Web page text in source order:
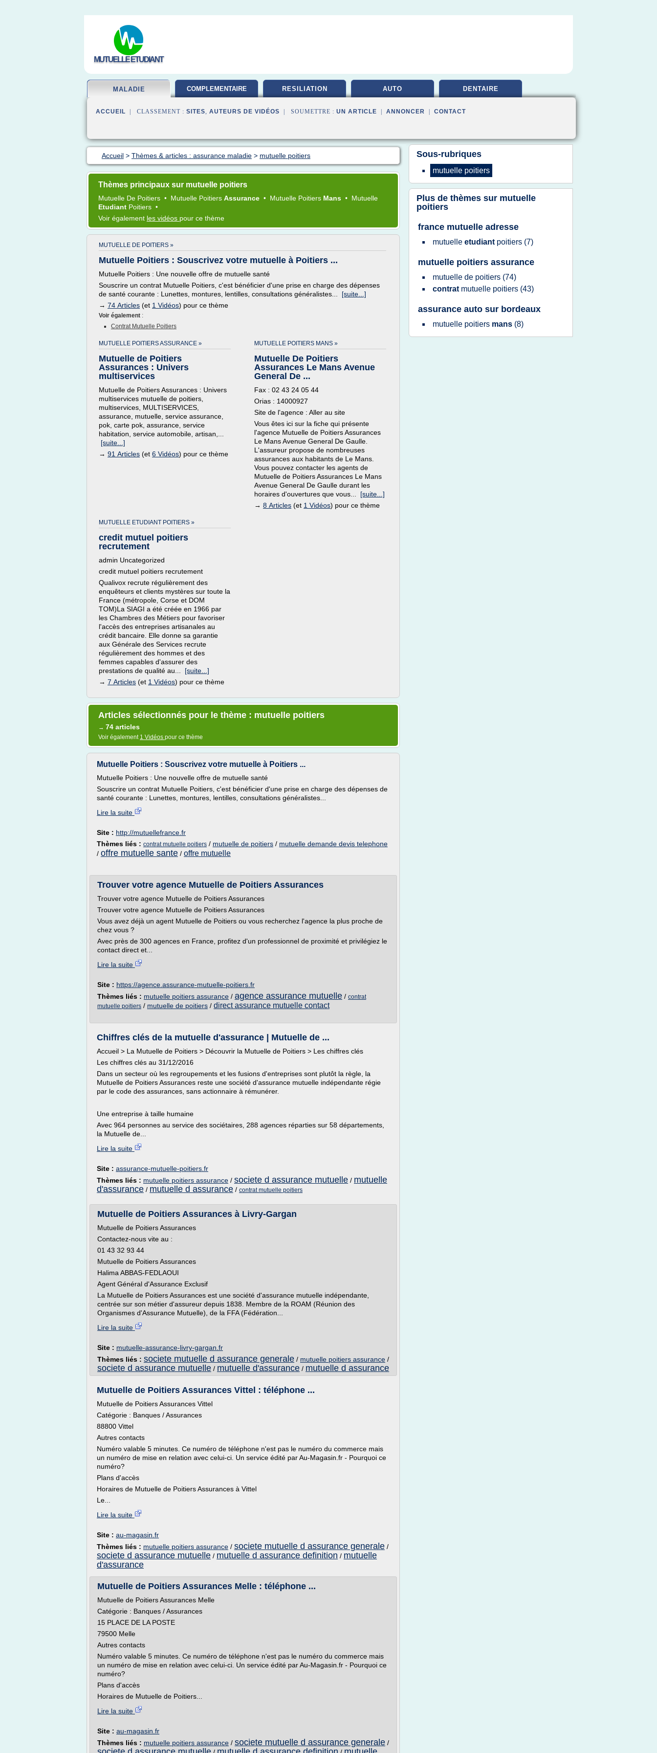
MUTUELLE ETUDIANT
MALADIE COMPLEMENTAIRE RESILIATION AUTO DENTAIRE
ACCUEIL | CLASSEMENT : SITES, AUTEURS DE VIDÉOS | SOUMETTRE : UN ARTICLE ANNONCER CONTACT
Accueil > Thèmes & articles : assurance maladie > mutuelle poitiers
Thèmes principaux sur mutuelle poitiers
Mutuelle De Poitiers • Mutuelle Poitiers Assurance • Mutuelle Poitiers Mans • Mutuelle
Etudiant Poitiers •
Voir également les vidéos pour ce thème
MUTUELLE DE POITIERS »
Mutuelle Poitiers : Souscrivez votre mutuelle à Poitiers ...
Mutuelle Poitiers : Une nouvelle offre de mutuelle santé
Souscrire un contrat Mutuelle Poitiers, c'est bénéficier d'une prise en charge des dépenses
de santé courante : Lunettes, montures, lentilles, consultations généralistes... [suite...]
→ 74 Articles (et 1 Vidéos) pour ce thème
Voir également :
Contrat Mutuelle Poitiers
MUTUELLE POITIERS ASSURANCE »
Mutuelle de Poitiers
Assurances : Univers
multiservices
Mutuelle de Poitiers Assurances : Univers
multiservices mutuelle de poitiers,
multiservices, MULTISERVICES,
assurance, mutuelle, service assurance,
pok, carte pok, assurance, service
habitation, service automobile, artisan,...
[suite...]
→ 91 Articles (et 6 Vidéos) pour ce thème
MUTUELLE POITIERS MANS »
Mutuelle De Poitiers
Assurances Le Mans Avenue
General De ...
Fax : 02 43 24 05 44
Orias : 14000927
Site de l'agence : Aller au site
Vous êtes ici sur la fiche qui présente
l'agence Mutuelle de Poitiers Assurances
Le Mans Avenue General De Gaulle.
L'assureur propose de nombreuses
assurances aux habitants de Le Mans.
Vous pouvez contacter les agents de
Mutuelle de Poitiers Assurances Le Mans
Avenue General De Gaulle durant les
horaires d'ouvertures que vous... [suite...]
→ 8 Articles (et 1 Vidéos) pour ce thème
MUTUELLE ETUDIANT POITIERS »
credit mutuel poitiers
recrutement
admin Uncategorized
credit mutuel poitiers recrutement
Qualivox recrute régulièrement des
enquêteurs et clients mystères sur toute la
France (métropole, Corse et DOM
TOM)La SIAGI a été créée en 1966 par
les Chambres des Métiers pour favoriser
l'accès des entreprises artisanales au
crédit bancaire. Elle donne sa garantie
aux Générale des Services recrute
régulièrement des hommes et des
femmes capables d'assurer des
prestations de qualité au... [suite...]
→ 7 Articles (et 1 Vidéos) pour ce thème
Articles sélectionnés pour le thème : mutuelle poitiers
→ 74 articles
Voir également 1 Vidéos pour ce thème
Mutuelle Poitiers : Souscrivez votre mutuelle à Poitiers ...
Mutuelle Poitiers : Une nouvelle offre de mutuelle santé
Souscrire un contrat Mutuelle Poitiers, c'est bénéficier d'une prise en charge des dépenses de
santé courante : Lunettes, montures, lentilles, consultations généralistes...
Lire la suite
Site : http://mutuellefrance.fr
Thèmes liés : contrat mutuelle poitiers / mutuelle de poitiers / mutuelle demande devis telephone
/ offre mutuelle sante / offre mutuelle
Trouver votre agence Mutuelle de Poitiers Assurances
Trouver votre agence Mutuelle de Poitiers Assurances
Trouver votre agence Mutuelle de Poitiers Assurances
Vous avez déjà un agent Mutuelle de Poitiers ou vous recherchez l'agence la plus proche de
chez vous ?
Avec près de 300 agences en France, profitez d'un professionnel de proximité et privilégiez le
contact direct et...
Lire la suite
Site : https://agence.assurance-mutuelle-poitiers.fr
Thèmes liés : mutuelle poitiers assurance / agence assurance mutuelle / contrat
mutuelle poitiers / mutuelle de poitiers / direct assurance mutuelle contact
Chiffres clés de la mutuelle d'assurance | Mutuelle de ...
Accueil > La Mutuelle de Poitiers > Découvrir la Mutuelle de Poitiers > Les chiffres clés
Les chiffres clés au 31/12/2016
Dans un secteur où les regroupements et les fusions d'entreprises sont plutôt la règle, la
Mutuelle de Poitiers Assurances reste une société d'assurance mutuelle indépendante régie
par le code des assurances, sans actionnaire à rémunérer.
Une entreprise à taille humaine
Avec 964 personnes au service des sociétaires, 288 agences réparties sur 58 départements,
la Mutuelle de...
Lire la suite
Site : assurance-mutuelle-poitiers.fr
Thèmes liés : mutuelle poitiers assurance / societe d assurance mutuelle / mutuelle
d'assurance / mutuelle d assurance / contrat mutuelle poitiers
Mutuelle de Poitiers Assurances à Livry-Gargan
Mutuelle de Poitiers Assurances
Contactez-nous vite au :
01 43 32 93 44
Mutuelle de Poitiers Assurances
Halima ABBAS-FEDLAOUI
Agent Général d'Assurance Exclusif
La Mutuelle de Poitiers Assurances est une société d'assurance mutuelle indépendante,
centrée sur son métier d'assureur depuis 1838. Membre de la ROAM (Réunion des
Organismes d'Assurance Mutuelle), de la FFA (Fédération...
Lire la suite
Site : mutuelle-assurance-livry-gargan.fr
Thèmes liés : societe mutuelle d assurance generale / mutuelle poitiers assurance /
societe d assurance mutuelle / mutuelle d'assurance / mutuelle d assurance
Mutuelle de Poitiers Assurances Vittel : téléphone ...
Mutuelle de Poitiers Assurances Vittel
Catégorie : Banques / Assurances
88800 Vittel
Autres contacts
Numéro valable 5 minutes. Ce numéro de téléphone n'est pas le numéro du commerce mais
un numéro de mise en relation avec celui-ci. Un service édité par Au-Magasin.fr - Pourquoi ce
numéro?
Plans d'accès
Horaires de Mutuelle de Poitiers Assurances à Vittel
Le...
Lire la suite
Site : au-magasin.fr
Thèmes liés : mutuelle poitiers assurance / societe mutuelle d assurance generale /
societe d assurance mutuelle / mutuelle d assurance definition / mutuelle
d'assurance
Mutuelle de Poitiers Assurances Melle : téléphone ...
Mutuelle de Poitiers Assurances Melle
Catégorie : Banques / Assurances
15 PLACE DE LA POSTE
79500 Melle
Autres contacts
Numéro valable 5 minutes. Ce numéro de téléphone n'est pas le numéro du commerce mais
un numéro de mise en relation avec celui-ci. Un service édité par Au-Magasin.fr - Pourquoi ce
numéro?
Plans d'accès
Horaires de Mutuelle de Poitiers...
Lire la suite
Site : au-magasin.fr
Thèmes liés : mutuelle poitiers assurance / societe mutuelle d assurance generale /
Sous-rubriques
mutuelle poitiers
Plus de thèmes sur mutuelle
poitiers
france mutuelle adresse
mutuelle etudiant poitiers (7)
mutuelle poitiers assurance
mutuelle de poitiers (74)
contrat mutuelle poitiers (43)
assurance auto sur bordeaux
mutuelle poitiers mans (8)